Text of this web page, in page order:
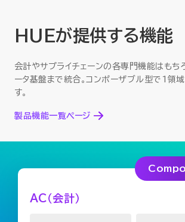
HUEが提供する機能
会計やサプライチェーンの各専門機能はもち
ータ基盤まで統合。コンポーザブル型で1領
す。
製品機能一覧ページ
AC（会計）